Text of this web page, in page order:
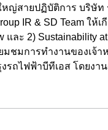
หญ่สายปฏิบัติการ บริษั
IR & SD Team ให้
และ 2) Sustainability
มชมการทำงานของเจ้
รถไฟฟ้าบีทีเอส โดยง